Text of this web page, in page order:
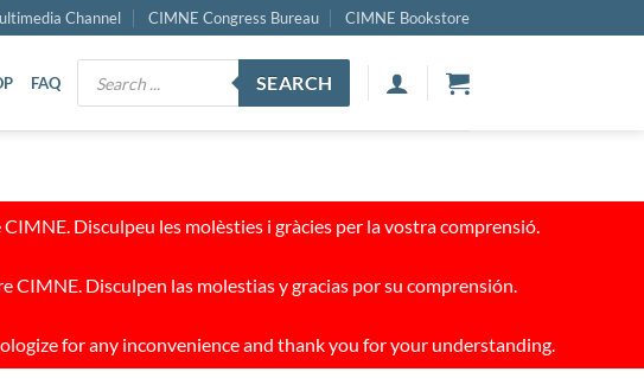
Channel CIMNE Congress Bureau CIMNE Bookstore
FAQ
Products
search
SEARCH
Disculpeu les molèsties i gràcies per la vostra comprensió.
CIMNE. Disculpen las molestias y gracias por su comprensión.
for any inconvenience and thank you for your understanding.